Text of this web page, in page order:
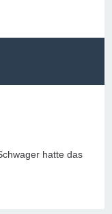
hatte das